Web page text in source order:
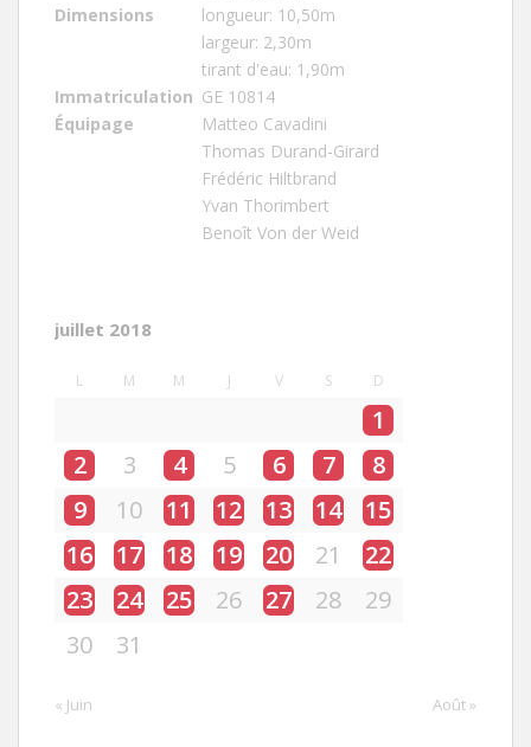
Dimensions
longueur: 10,50m
largeur: 2,30m
tirant d'eau: 1,90m
Immatriculation GE 10814
Équipage
Matteo Cavadini
Thomas Durand-Girard
Frédéric Hiltbrand
Yvan Thorimbert
Benoît Von der Weid
juillet 2018
L M M J V S D
1
2
3 4 5 6 7
8
9
10 11 12 13 14
15
16
17 18 19 20 21
22
23
24 25 26 27 28
29
30
31
« Juin Août »